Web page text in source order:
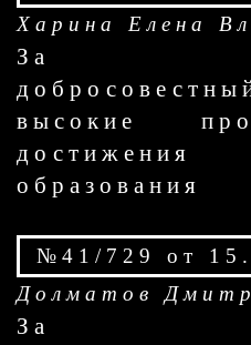
Харина Елена
За
высокие
образования
№41/729 от
Долматов
За